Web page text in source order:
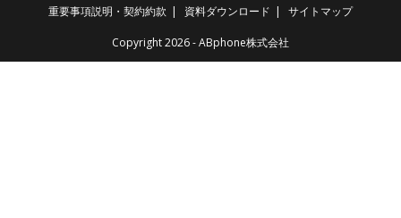
重要事項説明・契約約款 資料ダウンロード サイトマップ
Copyright 2026 - ABphone株式会社